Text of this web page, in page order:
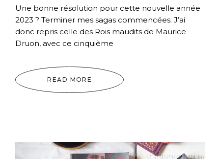
Une bonne résolution pour cette nouvelle année
2023 ? Terminer mes sagas commencées. J’ai
donc repris celle des Rois maudits de Maurice
Druon, avec ce cinquième
READ MORE